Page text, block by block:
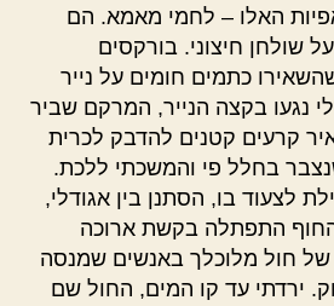
האלו – לחמי מאמא. הם
שולחן חיצוני. בורקסים
כתמים חומים על נייר
נגעו בקצה הנייר, המרקם שביר
קרעים קטנים להדבק לכרית
בחלל פי והמשכתי ללכת.
לצעוד בו, הסתנן בין אגודלי,
התפתלה בקשת ארוכה
של חול מלוכלך באנשים שמנסה
ירדתי עד קו המים, החול שם